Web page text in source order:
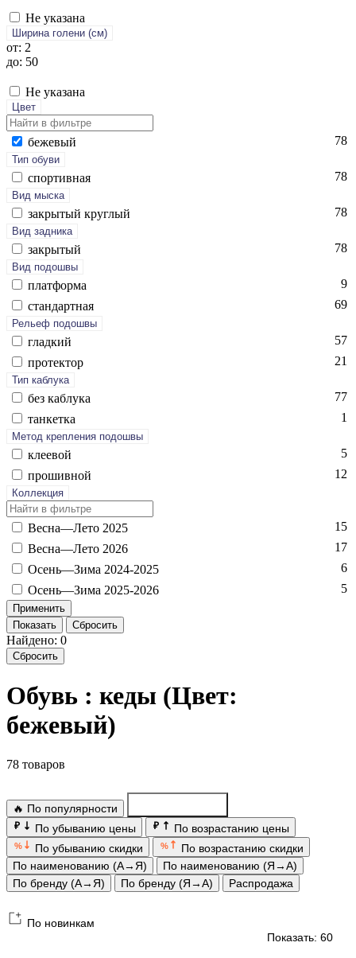
Не указана
Ширина голени (см)
от: 2
до: 50
Не указана
Цвет
бе­жевый 78
Тип обуви
спор­тивная 78
Вид мыска
зак­ры­тый круг­лый 78
Вид задника
зак­ры­тый 78
Вид подошвы
плат­форма
9
стан­дарт­ная
69
Рельеф подошвы
глад­кий
57
про­тек­тор
21
Тип каблука
без каб­лу­ка
77
тан­кетка
1
Метод крепления подошвы
кле­евой
5
про­шив­ной
12
Коллекция
Вес­на—Ле­то 2025
15
Вес­на—Ле­то 2026
17
Осень—Зи­ма 2024-2025
6
Осень—Зи­ма 2025-2026
5
Показать Сбросить
Найдено: 0
Сбросить
Обувь : кеды (Цвет:
бежевый)
78 товаров
🔥 По популярности
₽ По убыванию цены ₽ По возрастанию цены
% По убыванию скидки %
По возрастанию скидки
По наименованию (А→Я)
По наименованию (Я→А)
По бренду (А→Я)
По бренду (Я→А) Распродажа
По новинкам
Показать: 60